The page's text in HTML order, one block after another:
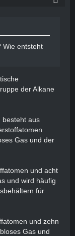
Wie entsteht
der Alkane
besteht aus
Gas und der
und acht
und wird häufig
für
und zehn
Gas und